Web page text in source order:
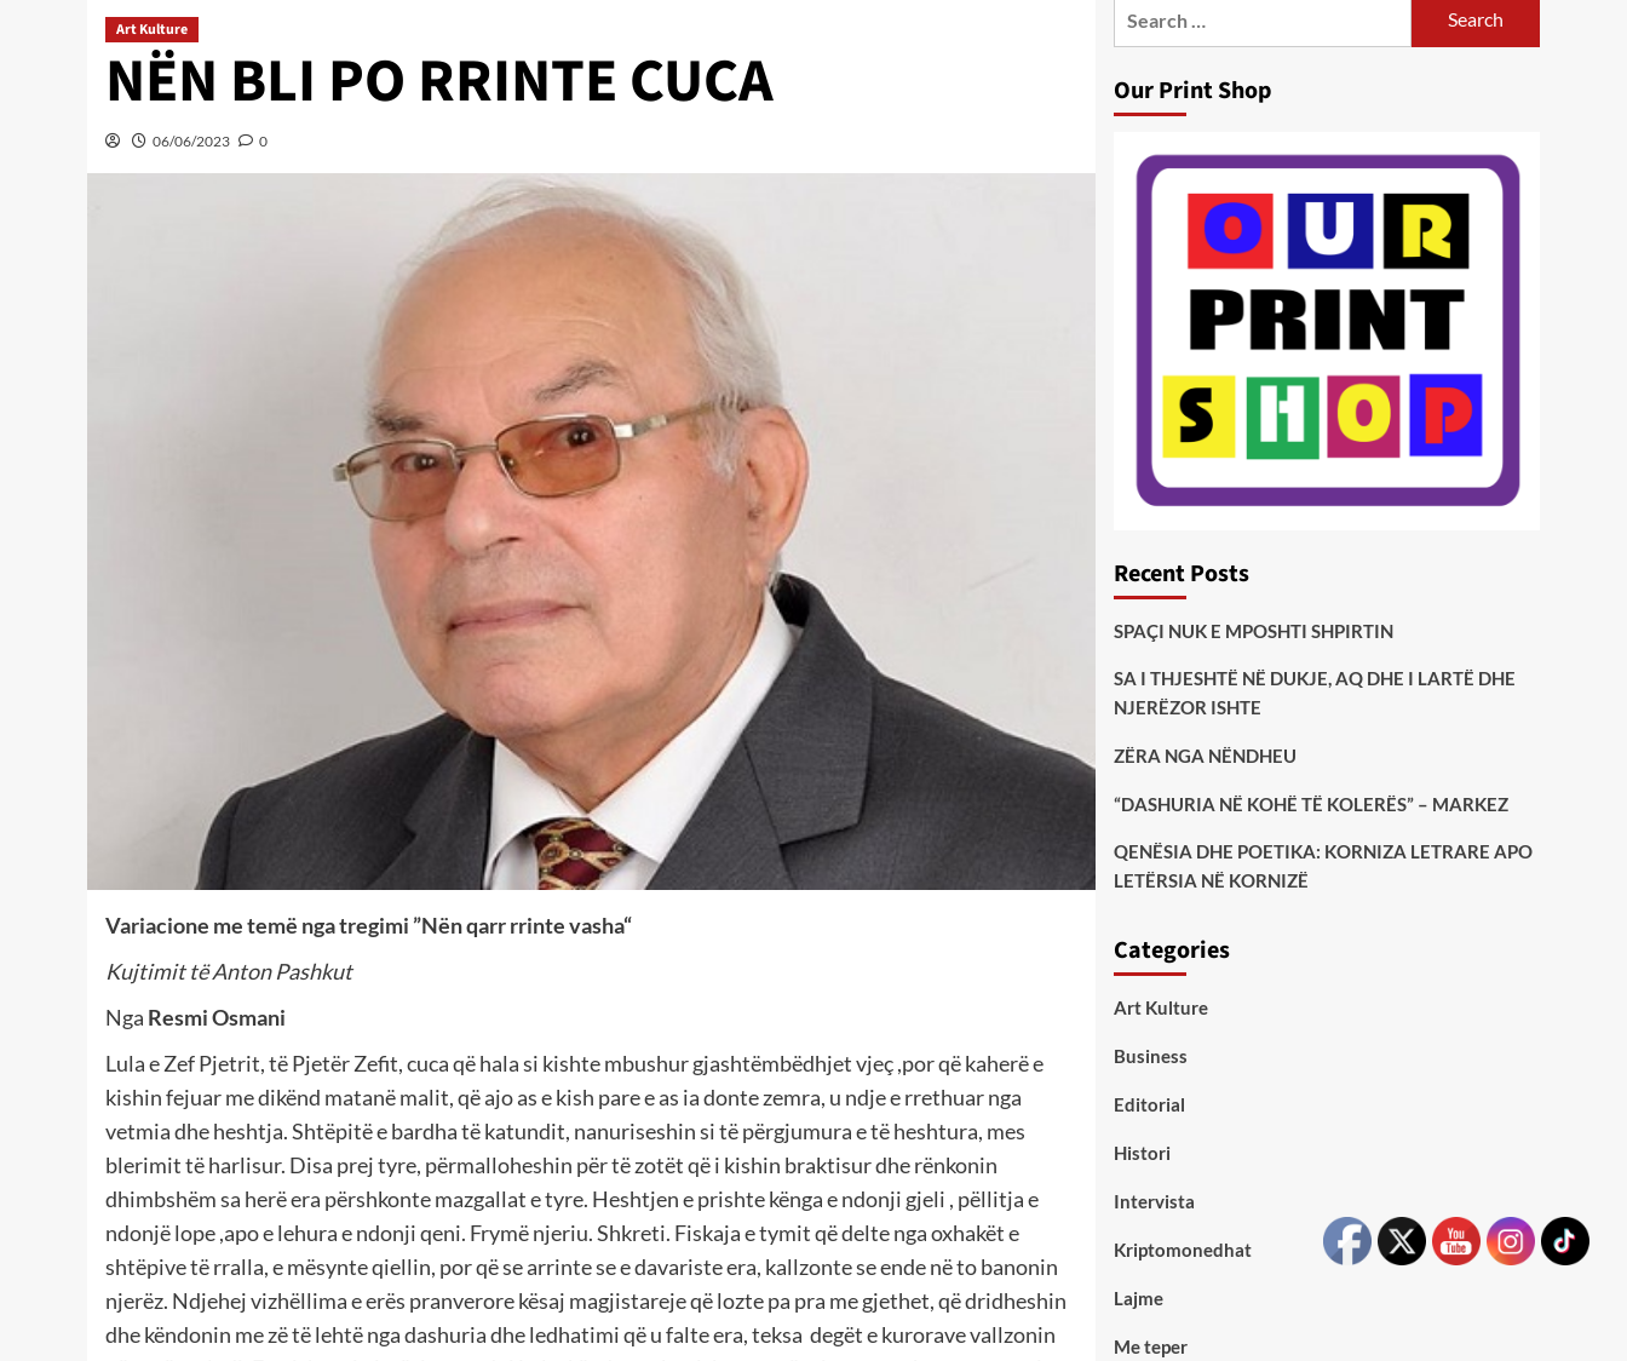
Art Kulture
NËN BLI PO RRINTE CUCA
06/06/2023 0
Variacione me temë nga tregimi ”Nën qarr rrinte vasha“
Kujtimit të Anton Pashkut
Nga Resmi Osmani
Lula e Zef Pjetrit, të Pjetër Zefit, cuca që hala si kishte mbushur gjashtëmbëdhjet vjeç ,por që kaherë e
kishin fejuar me dikënd matanë malit, që ajo as e kish pare e as ia donte zemra, u ndje e rrethuar nga
vetmia dhe heshtja. Shtëpitë e bardha të katundit, nanuriseshin si të përgjumura e të heshtura, mes
blerimit të harlisur. Disa prej tyre, përmalloheshin për të zotët që i kishin braktisur dhe rënkonin
dhimbshëm sa herë era përshkonte mazgallat e tyre. Heshtjen e prishte kënga e ndonji gjeli , pëllitja e
ndonjë lope ,apo e lehura e ndonji qeni. Frymë njeriu. Shkreti. Fiskaja e tymit që delte nga oxhakët e
shtëpive të rralla, e mësynte qiellin, por që se arrinte se e davariste era, kallzonte se ende në to banonin
njerëz. Ndjehej vizhëllima e erës pranverore kësaj magjistareje që lozte pa pra me gjethet, që dridheshin
dhe këndonin me zë të lehtë nga dashuria dhe ledhatimi që u falte era, teksa degët e kurorave vallzonin
Our Print Shop
Recent Posts
SPAÇI NUK E MPOSHTI SHPIRTIN
SA I THJESHTË NË DUKJE, AQ DHE I LARTË DHE
NJERËZOR ISHTE
ZËRA NGA NËNDHEU
“DASHURIA NË KOHË TË KOLERËS” – MARKEZ
QENËSIA DHE POETIKA: KORNIZA LETRARE APO
LETËRSIA NË KORNIZË
Categories
Art Kulture
Business
Editorial
Histori
Intervista
Kriptomonedhat
Lajme
Me teper